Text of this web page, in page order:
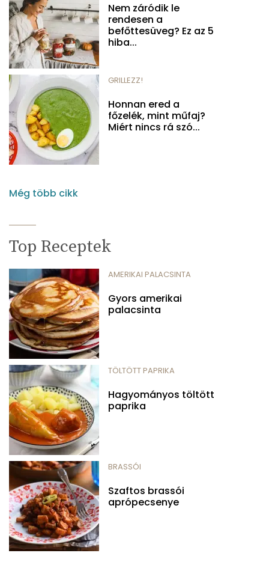
Nem záródik le
rendesen a
befőttesüveg? Ez az 5
hiba...
GRILLEZZ!
Honnan ered a
főzelék, mint műfaj?
Miért nincs rá szó...
Még több cikk
Top Receptek
AMERIKAI PALACSINTA
Gyors amerikai
palacsinta
TÖLTÖTT PAPRIKA
Hagyományos töltött
paprika
BRASSÓI
Szaftos brassói
aprópecsenye